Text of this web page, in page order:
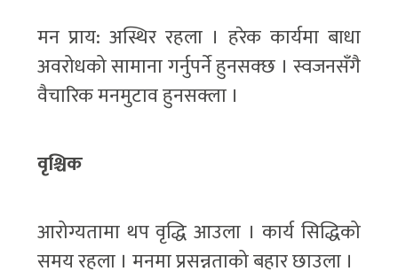
मन प्राय: अस्थिर रहला । हरेक कार्यमा बाधा
अवरोधको सामाना गर्नुपर्ने हुनसक्छ । स्वजनसँगै
वैचारिक मनमुटाव हुनसक्ला ।
वृश्चिक
आरोग्यतामा थप वृद्धि आउला । कार्य सिद्धिको
समय रहला । मनमा प्रसन्नताको बहार छाउला ।